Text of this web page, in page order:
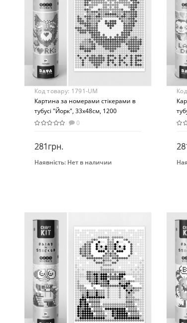
Картон
Код товару: 1791-UM
Картина за номерами стікерами в
тубусі "Йорк", 33х48см, 1200
стікерів. 17910
281грн.
Закінчився
Наявність: Нет в наличии
Возраст
От 8 лет
Материал
Картон
От